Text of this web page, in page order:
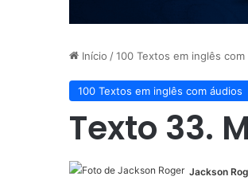
Início /100 Textos em inglês com
100 Textos em inglês com áudios
Texto 33.
Jackson